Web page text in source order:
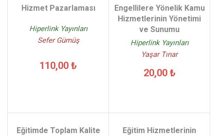
Hizmet Pazarlaması
Hiperlink Yayınları
Sefer Gümüş
110,00 ₺
Engellilere Yönelik Kamu
Hizmetlerinin Yönetimi
ve Sunumu
Hiperlink Yayınları
Yaşar Tınar
20,00 ₺
Eğitimde Toplam Kalite
Eğitim Hizmetlerinin